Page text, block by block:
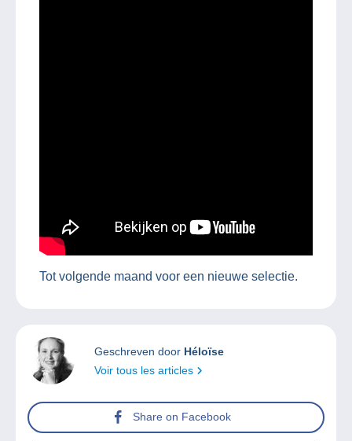
Tot volgende maand voor een nieuwe selectie.
Geschreven door Héloïse
Voir tous les articles
Share on Facebook